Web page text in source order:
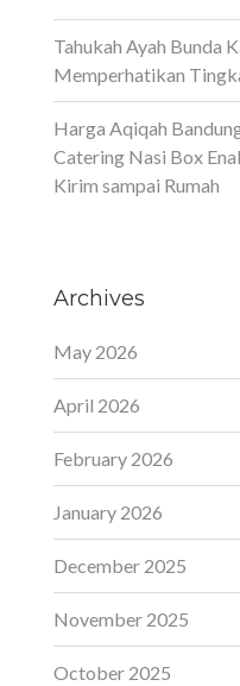
Tahukah Ayah Bunda
Memperhatikan
Harga Aqiqah
Catering Nasi Box
Kirim sampai Rumah
Archives
May 2026
April 2026
February 2026
January 2026
December 2025
November 2025
October 2025